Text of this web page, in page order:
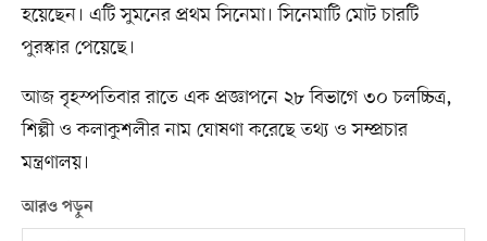
হয়েছেন। এটি সুমনের প্রথম সিনেমা। সিনেমাটি মোট চারটি
পুরস্কার পেয়েছে।
আজ বৃহস্পতিবার রাতে এক প্রজ্ঞাপনে ২৮ বিভাগে ৩০ চলচ্চিত্র,
শিল্পী ও কলাকুশলীর নাম ঘোষণা করেছে তথ্য ও সম্প্রচার
মন্ত্রণালয়।
আরও পড়ুন